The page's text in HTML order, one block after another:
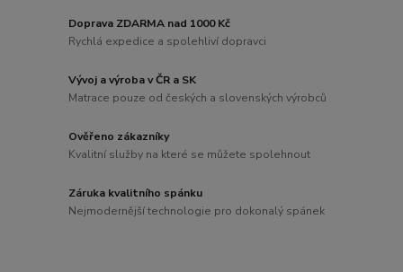
Doprava ZDARMA nad 1000 Kč
Rychlá expedice a spolehliví dopravci
Vývoj a výroba v ČR a SK
Matrace pouze od českých a slovenských výrobců
Ověřeno zákazníky
Kvalitní služby na které se můžete spolehnout
Záruka kvalitního spánku
Nejmodernější technologie pro dokonalý spánek